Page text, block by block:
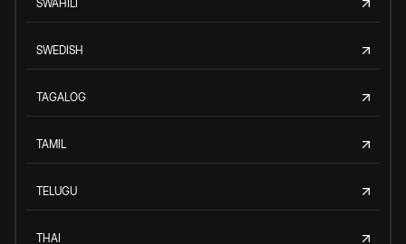
SWAHILI
SWEDISH
TAGALOG
TAMIL
TELUGU
THAI